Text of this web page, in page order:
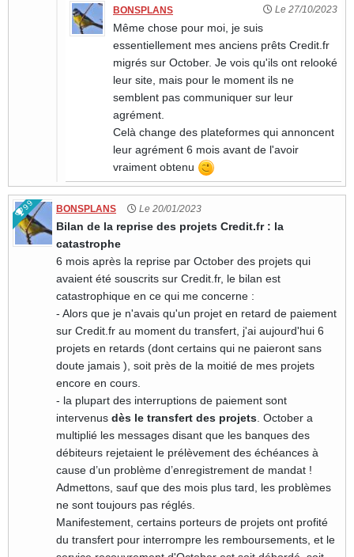
BONSPLANS
Le 27/10/2023
Même chose pour moi, je suis
essentiellement mes anciens prêts Credit.fr
migrés sur October. Je vois qu'ils ont relooké
leur site, mais pour le moment ils ne
semblent pas communiquer sur leur
agrément.
Celà change des plateformes qui annoncent
leur agrément 6 mois avant de l'avoir
vraiment obtenu
99 BONSPLANS Le 20/01/2023
Bilan de la reprise des projets Credit.fr : la
catastrophe
6 mois après la reprise par October des projets qui
avaient été souscrits sur Credit.fr, le bilan est
catastrophique en ce qui me concerne :
- Alors que je n'avais qu'un projet en retard de paiement
sur Credit.fr au moment du transfert, j'ai aujourd'hui 6
projets en retards (dont certains qui ne paieront sans
doute jamais ), soit près de la moitié de mes projets
encore en cours.
- la plupart des interruptions de paiement sont
intervenus dès le transfert des projets . October a
multiplié les messages disant que les banques des
débiteurs rejetaient le prélèvement des échéances à
cause d’un problème d’enregistrement de mandat !
Admettons, sauf que des mois plus tard, les problèmes
ne sont toujours pas réglés.
Manifestement, certains porteurs de projets ont profité
du transfert pour interrompre les remboursements, et le